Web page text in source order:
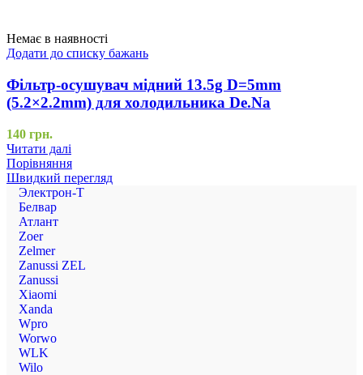
Немає в наявності
Додати до списку бажань
Фільтр-осушувач мідний 13.5g D=5mm
(5.2×2.2mm) для холодильника De.Na
140 грн.
Читати далі
Порівняння
Швидкий перегляд
Электрон-Т
Белвар
Атлант
Zoer
Zelmer
Zanussi ZEL
Zanussi
Xiaomi
Xanda
Wpro
Worwo
WLK
Wilo